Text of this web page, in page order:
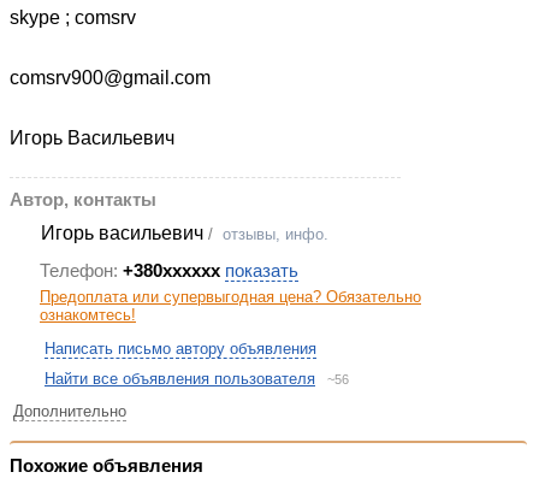
skype ; comsrv
comsrv900@gmail.com
Игорь Васильевич
Автор, контакты
Игорь васильевич / отзывы, инфо.
Телефон: +380xxxxxx показать
Предоплата или супервыгодная цена? Обязательно
ознакомтесь!
Написать письмо автору объявления
Найти все объявления пользователя
~56
Дополнительно
Похожие объявления